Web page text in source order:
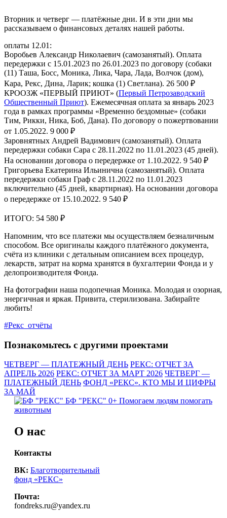
Вторник и четверг — платёжные дни. И в эти дни мы
рассказываем о финансовых деталях нашей работы.
оплаты 12.01:
Воробьев Александр Николаевич (самозанятый). Оплата
передержки с 15.01.2023 по 26.01.2023 по договору (собаки
(11) Таша, Босс, Моника, Лика, Чара, Лада, Волчок (дом),
Кара, Рекс, Дина, Ларик; кошка (1) Светлана). 26 500 ₽
КРООЗЖ «ПЕРВЫЙ ПРИЮТ» (Первый Петрозаводский
Общественный Приют). Ежемесячная оплата за январь 2023
года в рамках программы «Временно бездомные» (собаки
Тим, Рикки, Ника, Боб, Дана). По договору о пожертвовании
от 1.05.2022. 9 000 ₽
Заровнятных Андрей Вадимович (самозанятый). Оплата
передержки собаки Сара с 28.11.2022 по 11.01.2023 (45 дней).
На основании договора о передержке от 1.10.2022. 9 540 ₽
Григорьева Екатерина Ильинична (самозанятый). Оплата
передержки собаки Граф с 28.11.2022 по 11.01.2023
включительно (45 дней, квартирная). На основании договора
о передержке от 15.10.2022. 9 540 ₽
ИТОГО: 54 580 ₽
Напомним, что все платежи мы осуществляем безналичным
способом. Все оригиналы каждого платёжного документа,
счёта из клиники с детальным описанием всех процедур,
лекарств, затрат на корма хранятся в бухгалтерии Фонда и у
делопроизводителя Фонда.
На фотографии наша подопечная Моника. Молодая и озорная,
энергичная и яркая. Привита, стерилизована. Забирайте
любить!
#Рекс_отчёты
Познакомьтесь с другими проектами
ЧЕТВЕРГ — ПЛАТЕЖНЫЙ ДЕНЬ РЕКС: ОТЧЕТ ЗА
АПРЕЛЬ 2026 РЕКС: ОТЧЕТ ЗА МАРТ 2026 ЧЕТВЕРГ —
ПЛАТЕЖНЫЙ ДЕНЬ ФОНД «РЕКС». КТО МЫ И ЦИФРЫ
ЗА МАЙ
БФ "РЕКС" 0+ Помогаем людям помогать
животным
О нас
Контакты
ВК: Благотворительный
фонд «РЕКС»
Почта:
fondreks.ru@yandex.ru